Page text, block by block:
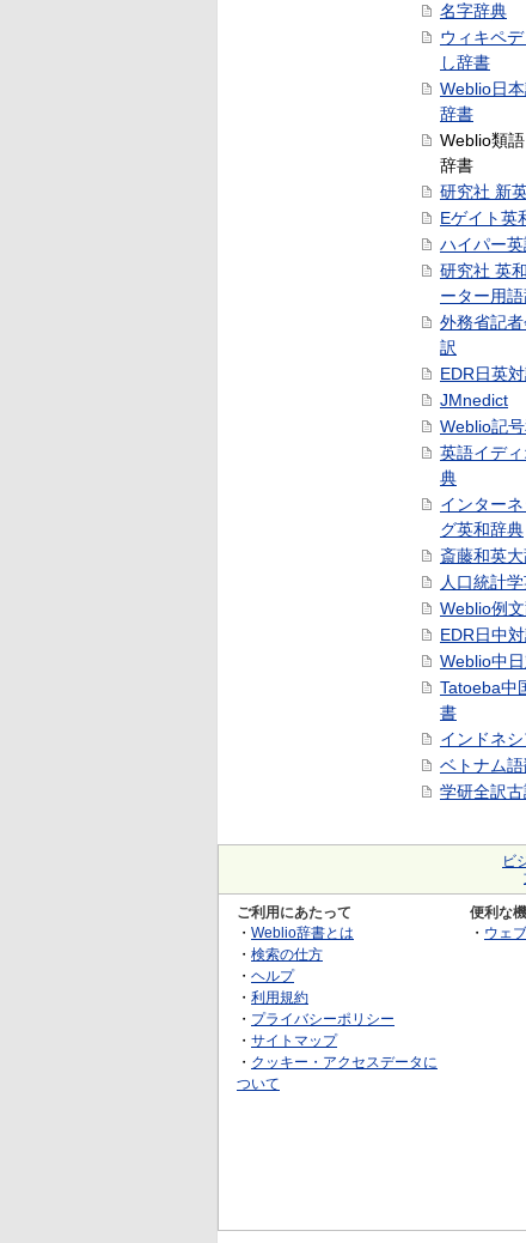
名字辞典
ウィキペ
し辞書
Weblio日
辞書
Weblio類
辞書
研究社 新
Eゲイト英
ハイパー
研究社 英
ーター用
外務省記
訳
EDR日英
JMnedict
Weblio記
英語イデ
典
インター
グ英和辞典
斎藤和英
人口統計
Weblio例
EDR日中
Weblio中
Tatoeba中
書
インドネ
ベトナム
学研全訳
ビ
ご利用にあたって
・ Weblio辞書とは
・ 検索の仕方
・ ヘルプ
・ 利用規約
・ プライバシーポリシー
・ サイトマップ
・ クッキー・アクセスデータに
ついて
便利な
・ ウェ